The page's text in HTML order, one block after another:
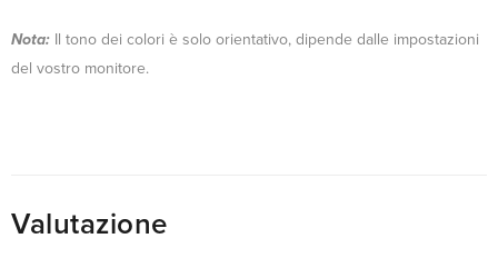
Nota: Il tono dei colori è solo orientativo, dipende dalle impostazioni
del vostro monitore.
Valutazione